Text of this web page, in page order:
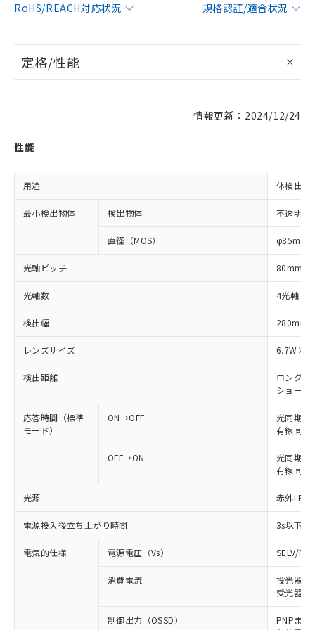
RoHS/REACH対応状況
規格認証/適合状況
定格/性能
情報更新：2024/12/24
性能
用途 体検出用
最小検出物体 検出物体 不透明体
直径（MOS） φ85mm
光軸ピッチ 80mm
光軸数 4光軸
検出幅 280mm
レンズサイズ
検出距離
ロング
ショート
応答時間（標準
モード）
ON→OFF
光同期:
有線同期
OFF→ON
光同期:
有線同期
光源 赤外LED
電源投入後立ち上がり時間 3s以下
電気的仕様 電源電圧（Vs） SELV/
消費電流
投光器:
受光器:
制御出力（OSSD）
PNPまた